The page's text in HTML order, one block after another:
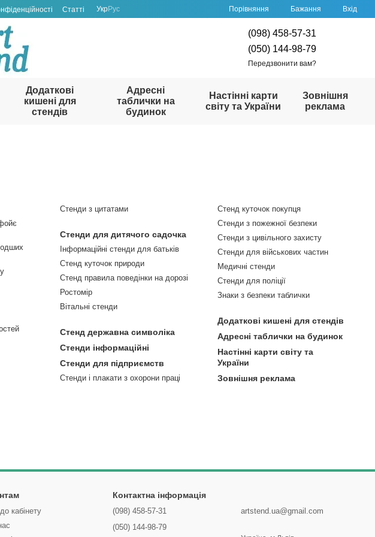
Статті УкрРус Порівняння Бажання Вхід
(098) 458-57-31
(050) 144-98-79
Передзвонити вам?
Додаткові
кишені для
стендів
Адресні
таблички на
будинок
Настінні карти
світу та України
Зовнішня
реклама
Стенди з цитатами
Стенди для дитячого садочка
Інформаційні стенди для батьків
Стенд куточок природи
Стенд правила поведінки на дорозі
Ростомір
Вітальні стенди
Стенд державна символіка
Стенди інформаційні
Стенди для підприємств
Стенди і плакати з охорони праці
Стенд куточок покупця
Стенди з пожежної безпеки
Стенди з цивільного захисту
Стенди для військових частин
Медичні стенди
Стенди для поліції
Знаки з безпеки таблички
Додаткові кишені для стендів
Адресні таблички на будинок
Настінні карти світу та
України
Зовнішня реклама
кабінету
Контактна інформація
(098) 458-57-31
(050) 144-98-79
artstend.ua@gmail.com